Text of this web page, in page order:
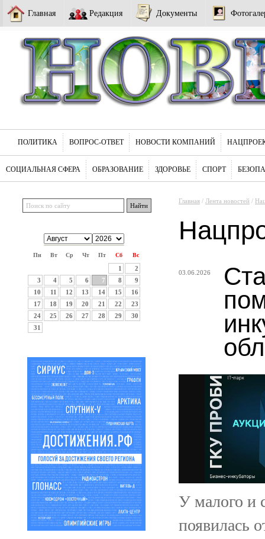
Главная Редакция Документы
ПОЛИТИКА ВОПРОС-ОТВЕТ НОВОСТИ КОМПАНИЙ
СОЦИАЛЬНАЯ СФЕРА ОБРАЗОВАНИЕ ЗДОРОВЬЕ СПОРТ
Пн Вт Ср Чт Пт Сб Вс
1
2
3
4 5 6 7 8
9
10
11 12 13 14 15
16
17
18 19 20 21 22
23
24
25 26 27 28 29
30
31
Главная / Лента новостей /
03.06.2026
У малого и
появилась